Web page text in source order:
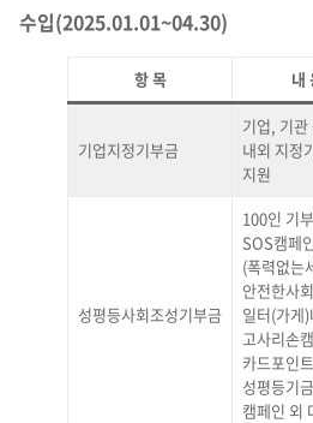
수입(2025.01.01~04.30)
항 목 내
기업지정기부금
기업, 기관
내외 지정
지원
성평등사회조성기부금
100인 기
SOS캠페
(폭력없는
안전한사
일터(가게
고사리손
카드포인
성평등기
캠페인 외